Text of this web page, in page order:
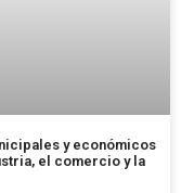
y económicos
el comercio y la